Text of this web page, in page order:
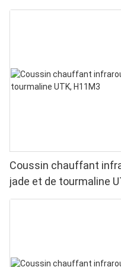
Coussin chauffant
jade et de tourmaline